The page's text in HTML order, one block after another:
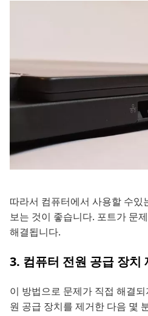
따라서 컴퓨터에서 사용할 수있
보는 것이 좋습니다. 포트가 문
해결됩니다.
3. 컴퓨터 전원 공급 장치
이 방법으로 문제가 직접 해결
원 공급 장치를 제거한 다음 몇